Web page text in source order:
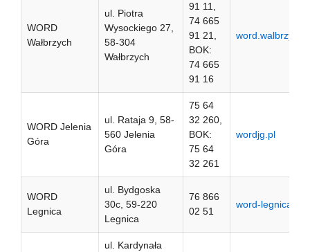
WORD
Wałbrzych
ul. Piotra
Wysockiego 27,
58-304
Wałbrzych
91 11,
74 665
91 21,
BOK:
74 665
91 16
WORD Jelenia
Góra
ul. Rataja 9, 58-
560 Jelenia
Góra
75 64
32 260,
BOK:
75 64
32 261
wordjg.pl
WORD
Legnica
ul. Bydgoska
30c, 59-220
Legnica
76 866
02 51
word-legnica.pl
ul. Kardynała